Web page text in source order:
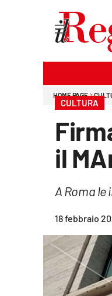
Economia e lavoro
HOME PAGE
CULTURA
il
A Roma le
18 febbraio